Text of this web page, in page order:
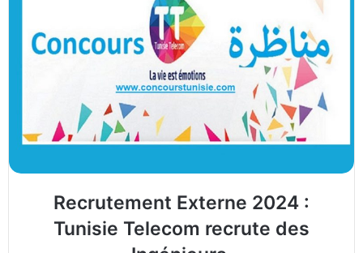
Recrutement Externe 2024 :
Tunisie Telecom recrute des